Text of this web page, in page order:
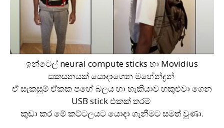
ඉන්ටෙල් neural compute sticks හා Movidius
සකසනයක් යොදාගෙන මහේන්ද්‍රන්
ඒ සැකසුම් ඒකක පහේ බලය හා හැකියාව හකුළුවා ගෙන
USB stick එකක් තරම්
කුඩා කර මේ කට්ටලයට යොදා ගැනීමට සමත් වුණා.